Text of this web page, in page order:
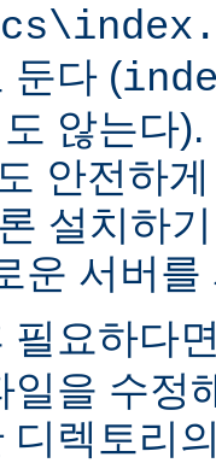
둔다 (
않는다
안전하
설치하
운 서버
필요하다
일을 수정
디렉토리